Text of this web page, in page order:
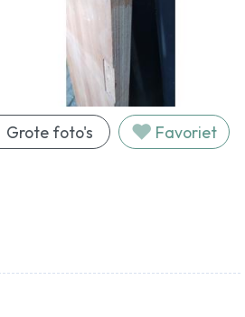
Favoriet
Grote foto's